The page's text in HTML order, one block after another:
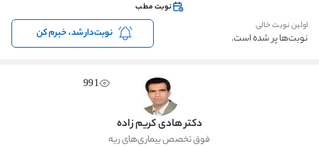
نوبت مطب
اولین نوبت خالی
نوبت‌ها پر شده است. نوبت‌دار شد، خبرم کن
991
دکتر هادی کریم زاده
فوق تخصص بیماری‌های ریه